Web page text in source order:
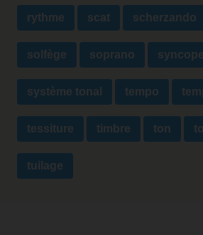
rythme scat scherzando
solfège soprano syncope
système tonal tempo
tessiture timbre ton
tuilage